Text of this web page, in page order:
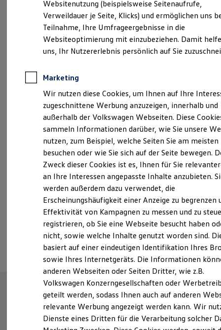
Garantien
Wartungsverträge
Geschäftskunden
Professional Class bei Volkswagen
Großkunden
Behörden
Anpfiff zum Gewinn
Elektroautos
ID. Tutorials
Elektrofahrzeugkonzepte
Reichweite
Reichweite der ID. Modelle
Reichweite im Winter
Laden
Laden unterwegs
Laden Zuhause
Ladezeitensimulator
Batterie
Sicherheit
Garantie und Lebensdauer
Nachhaltigkeit
Technologie
Kosten und Kauf
Verbrauchskosten
Kaufoptionen
E-Auto-Förderung
Software und Konnektivität
Die ID. Software 6
ID. Software Versionen und Updates
Digitale Extras
Schnittstellen zu Ihrem ID.
Probefahrt vereinbaren
Fahrzeugangebot anfordern
Serviceanfrage stellen
Websitenutzung (beispielsweise Seitenaufrufe,
Verweildauer je Seite, Klicks) und ermöglichen uns
Teilnahme, Ihre Umfrageergebnisse in die
Websiteoptimierung mit einzubeziehen. Damit
uns, Ihr Nutzererlebnis persönlich auf Sie
Marketing
Wir nutzen diese Cookies, um Ihnen auf Ihre
zugeschnittene Werbung anzuzeigen, innerhalb und
außerhalb der Volkswagen Webseiten. Diese
sammeln Informationen darüber, wie Sie unsere
nutzen, zum Beispiel, welche Seiten Sie am meisten
besuchen oder wie Sie sich auf der Seite bewegen.
Zweck dieser Cookies ist es, Ihnen für Sie
an Ihre Interessen angepasste Inhalte anzubieten.
werden außerdem dazu verwendet, die
Erscheinungshäufigkeit einer Anzeige zu begrenzen
Effektivität von Kampagnen zu messen und zu
registrieren, ob Sie eine Webseite besucht haben
nicht, sowie welche Inhalte genutzt worden sind.
basiert auf einer eindeutigen Identifikation Ihres
sowie Ihres Internetgeräts. Die Informationen
anderen Webseiten oder Seiten Dritter, wie z.B.
Volkswagen Konzerngesellschaften oder
geteilt werden, sodass Ihnen auch auf anderen
relevante Werbung angezeigt werden kann. Wir
Dienste eines Dritten für die Verarbeitung solcher